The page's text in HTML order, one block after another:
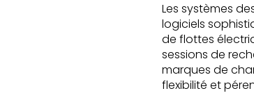
Les systèmes
logiciels
de flottes
sessions de
marques de
flexibilité et